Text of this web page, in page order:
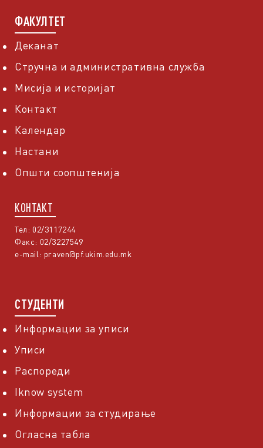
ФАКУЛТЕТ
Деканат
Стручна и административна служба
Мисија и историјат
Контакт
Календар
Настани
Општи соопштенија
КОНТАКТ
Тел: 02/3117244
Факс: 02/3227549
e-mail: praven@pf.ukim.edu.mk
СТУДЕНТИ
Информации за уписи
Уписи
Распореди
Iknow system
Информации за студирање
Огласна табла